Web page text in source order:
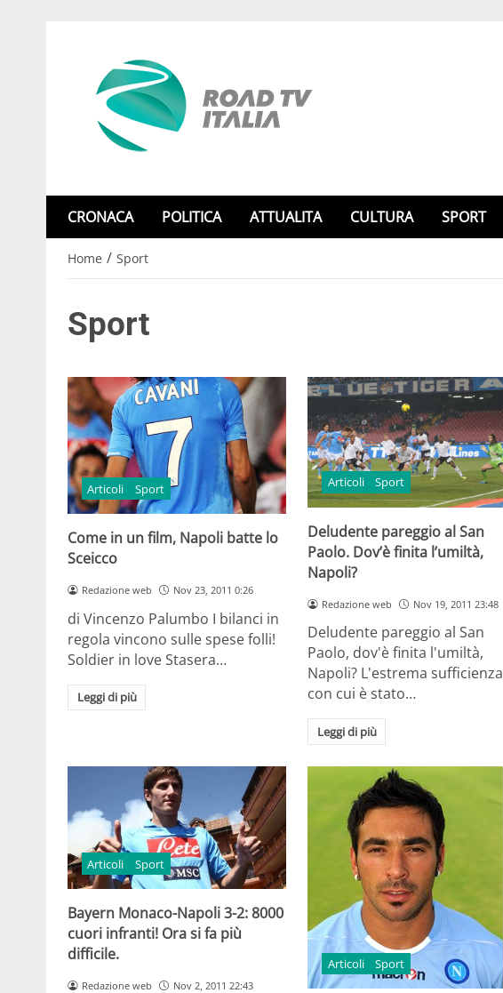
CRONACA POLITICA ATTUALITA CULTURA SPORT
Home / Sport
Sport
Articoli Sport
Come in un film, Napoli batte lo
Sceicco
Redazione web Nov 23, 2011 0:26
di Vincenzo Palumbo I bilanci in
regola vincono sulle spese folli!
Soldier in love Stasera…
Leggi di più
Articoli Sport
Deludente pareggio al San
Paolo. Dov’è finita l’umiltà,
Napoli?
Redazione web Nov 19, 2011 23:48
Deludente pareggio al San
Paolo, dov'è finita l'umiltà,
Napoli? L'estrema sufficienza
con cui è stato…
Leggi di più
Articoli Sport
Bayern Monaco-Napoli 3-2: 8000
cuori infranti! Ora si fa più
difficile.
Redazione web Nov 2, 2011 22:43
Articoli Sport